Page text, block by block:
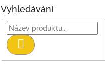
Vyhledávání
Hledat